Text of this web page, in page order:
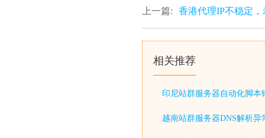
上一篇: 香港代理IP不稳定
相关推荐
印尼站群服务器自动化脚本
越南站群服务器DNS解析异